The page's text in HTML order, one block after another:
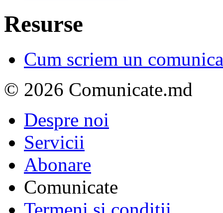
Resurse
Cum scriem un
© 2026 Comunicate.md
Despre noi
Servicii
Abonare
Comunicate